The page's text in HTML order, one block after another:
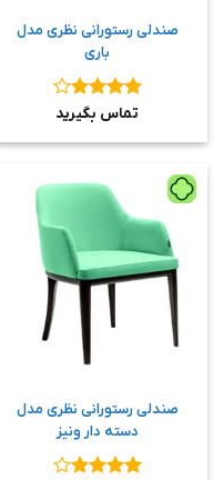
صندلی رستورانی نظری مدل
باری
نمره ۴
تماس بگیرید
صندلی رستورانی نظری مدل
دسته دار ونیز